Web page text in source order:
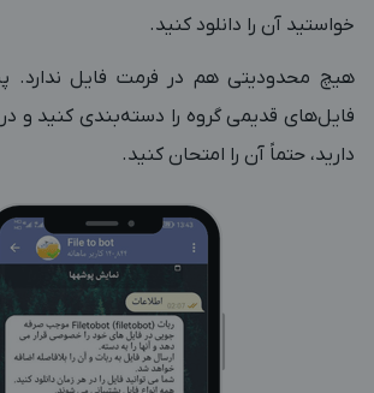
خواستید آن را دانلود کنید.
هیچ محدودیتی هم در فرمت فایل ندارد.
فایل‌های قدیمی گروه را دسته‌بندی کنید و
دارید، حتماً آن را امتحان کنید.